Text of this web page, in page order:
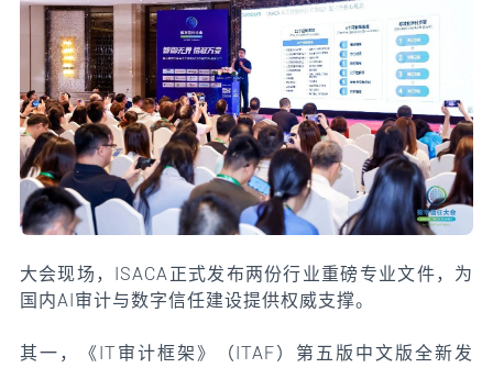
大会现场，ISACA正式发布两份行业重磅专业文件，为
国内AI审计与数字信任建设提供权威支撑。
其一，《IT审计框架》（ITAF）第五版中文版全新发